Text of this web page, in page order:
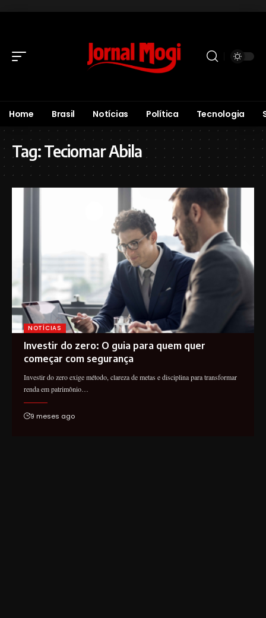
Home Brasil Notícias Política Tecnologia
Tag:Teciomar Abila
NOTÍCIAS
Investir do zero: O guia para quem quer
começar com segurança
Investir do zero exige método, clareza de metas e disciplina para transformar
renda em patrimônio…
9 meses ago